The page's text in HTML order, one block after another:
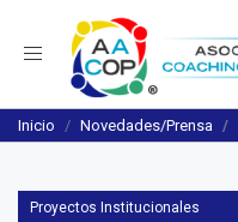
Navegación
Inicio Novedades/Prensa
Proyectos Institucionales